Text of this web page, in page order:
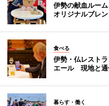
伊勢の献血ルー
オリジナルブレ
食べる
伊勢・仏レスト
エール 現地と通
暮らす・働く